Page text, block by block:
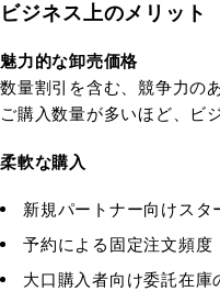
ビジネス上のメリット
魅力的な卸売価格
数量割引を含む、競争力の
ご購入数量が多いほど、ビ
柔軟な購入
新規パートナー向けスタ
予約による固定注文頻度
大口購入者向け委託在庫